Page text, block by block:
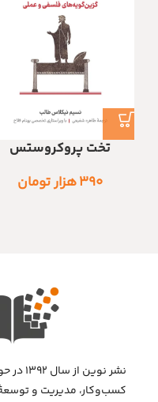
تخت پروکروستس
۳۹۰هزار تومان
نشر
کسب‌وکار، مدیریت و توسعهٔ